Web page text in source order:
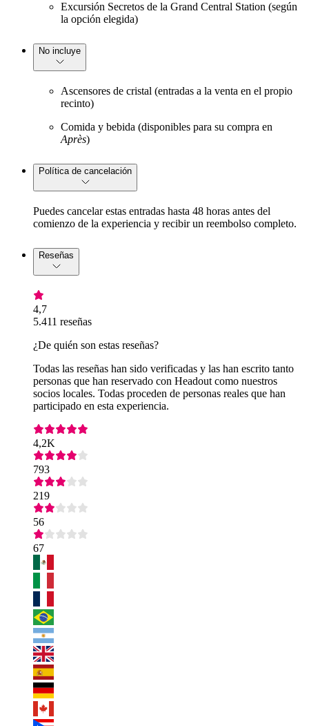
Excursión Secretos de la Grand Central Station (según
la opción elegida)
No incluye
Ascensores de cristal (entradas a la venta en el propio
recinto)
Comida y bebida (disponibles para su compra en
Après)
Política de cancelación
Puedes cancelar estas entradas hasta 48 horas antes del
comienzo de la experiencia y recibir un reembolso completo.
Reseñas
4,7
5.411 reseñas
¿De quién son estas reseñas?
Todas las reseñas han sido verificadas y las han escrito tanto
personas que han reservado con Headout como nuestros
socios locales. Todas proceden de personas reales que han
participado en esta experiencia.
4,2K
793
219
56
67